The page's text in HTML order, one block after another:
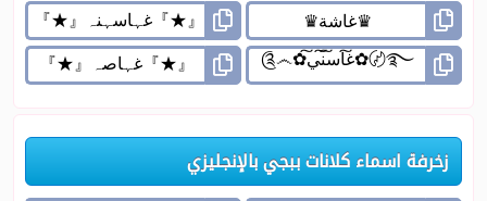
زخرفة اسماء كلانات ببجي بالإنجليزي